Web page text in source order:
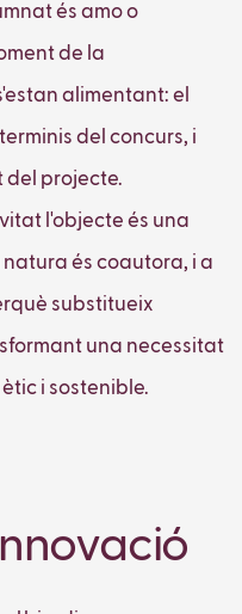
és amo o
de la
alimentant: el
del concurs, i
del projecte.
l'objecte és una
és coautora, i a
substitueix
una necessitat
i sostenible.